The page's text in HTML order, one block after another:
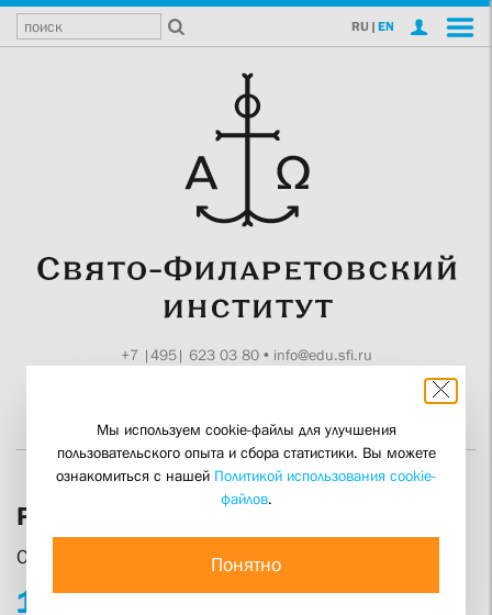
RU | EN
+7 |495| 623 03 80• info@edu.sfi.ru
Религия и ландшафт
Онлайн-лекция Игоря Корпусова
18.06 19:00
Мы используем cookie-файлы для улучшения
пользовательского опыта и сбора статистики. Вы можете
ознакомиться с нашей Политикой использования cookie-
файлов.
Понятно